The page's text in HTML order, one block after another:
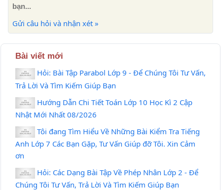
bạn...
Gửi câu hỏi và nhận xét »
Bài viết mới
Hỏi: Bài Tập Parabol Lớp 9 - Để Chúng Tôi Tư Vấn,
Trả Lời Và Tìm Kiếm Giúp Bạn
Hướng Dẫn Chi Tiết Toán Lớp 10 Học Kì 2 Cập
Nhật Mới Nhất 08/2026
Tôi đang Tìm Hiểu Về Những Bài Kiểm Tra Tiếng
Anh Lớp 7 Các Bạn Gặp, Tư Vấn Giúp đỡ Tôi. Xin Cảm
ơn
Hỏi: Các Dạng Bài Tập Về Phép Nhân Lớp 2 - Để
Chúng Tôi Tư Vấn, Trả Lời Và Tìm Kiếm Giúp Bạn